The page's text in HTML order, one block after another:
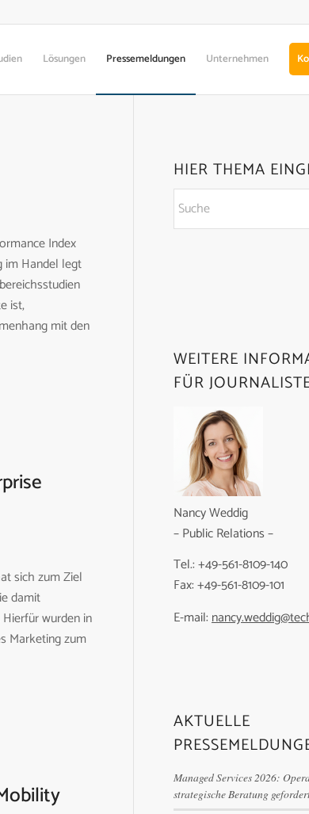
Lösungen Pressemeldungen Unternehmen
Index
im Handel legt
ist,
mit den
sich zum Ziel
damit
wurden in
Marketing zum
HIER THEMA
WEITERE
FÜR
Nancy Weddig
– Public Relations –
Tel.: +49-561-8109-140
Fax: +49-561-8109-101
E-mail:
AKTUELLE
Managed Services 2026:
strategische Beratung